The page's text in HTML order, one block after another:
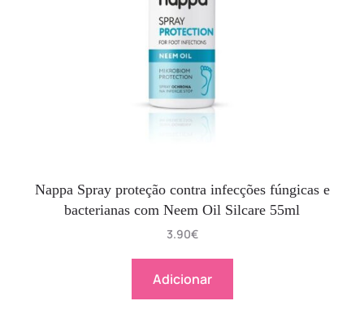
Nappa Spray proteção contra infecções fúngicas e
bacterianas com Neem Oil Silcare 55ml
3.90€
Adicionar